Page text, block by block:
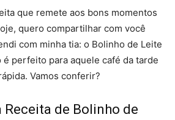
que remete aos bons momentos
quero compartilhar com você
com minha tia: o Bolinho de Leite
é perfeito para aquele café da tarde
Vamos conferir?
Receita de Bolinho de